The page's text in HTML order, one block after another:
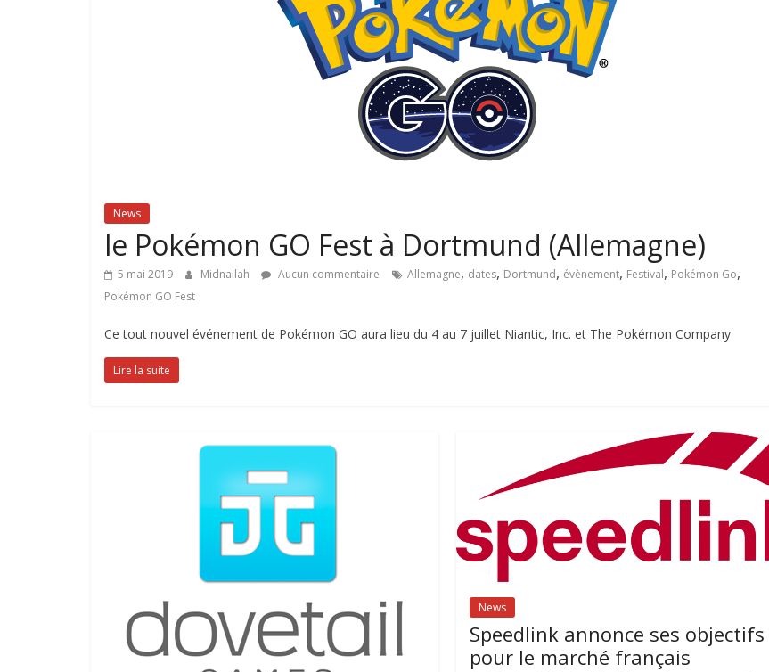
News
le Pokémon GO Fest à Dortmund (Allemagne)
5 mai 2019 Midnailah Aucun commentaire Allemagne, dates, Dortmund, évènement, Festival, Pokémon Go,
Pokémon GO Fest
Ce tout nouvel événement de Pokémon GO aura lieu du 4 au 7 juillet Niantic, Inc. et The Pokémon Company
Lire la suite
News
Speedlink annonce ses objectifs
pour le marché français